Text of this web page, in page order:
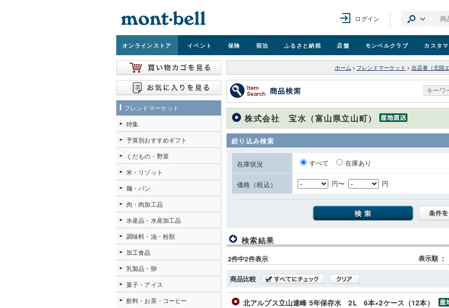
ログイン
オンラインストア イベント 保険 宿泊 ふるさと納税 店舗 モンベルクラブ カスタ
ホーム > フレンドマーケット > 出店者（北陸
株式会社 宝水（富山県立山町）
絞り込み検索
在庫状況 すべて 在庫あり
価格（税込） 円〜 円
検索結果
2件中2件表示 表示順 ：
商品比較
北アルプス立山連峰 5年保存水 2L 6本×2ケース（12本）
フレンドマーケット
特集
予算別おすすめギフト
くだもの・野菜
米・リゾット
麺・パン
肉・肉加工品
水産品・水産加工品
調味料・油・粉類
加工食品
乳製品・卵
菓子・アイス
飲料・お茶・コーヒー